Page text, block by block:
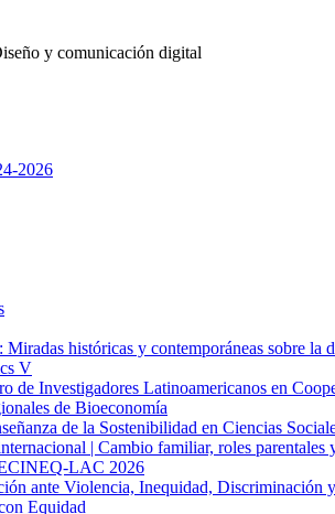
y comunicación digital
2026
históricas y contemporáneas sobre la
V
de Investigadores Latinoamericanos en
de Bioeconomía
de la Sostenibilidad en Ciencias
| Cambio familiar, roles parentales
LAC 2026
ante Violencia, Inequidad, Discriminación
Equidad